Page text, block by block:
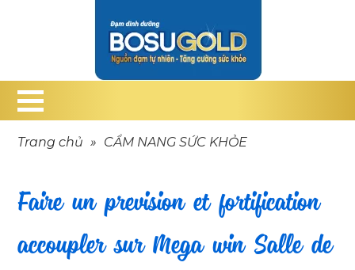
Trang chủ » CẨM NANG SỨC KHỎE
Faire un prevision et fortification
accoupler sur Mega win Salle de